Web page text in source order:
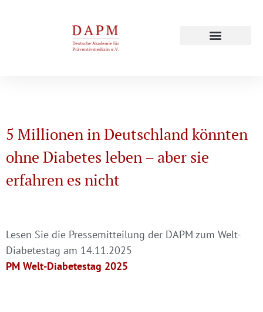
5 Millionen in Deutschland könnten
ohne Diabetes leben – aber sie
erfahren es nicht
Lesen Sie die Pressemitteilung der DAPM zum Welt-
Diabetestag am 14.11.2025
PM Welt-Diabetestag 2025